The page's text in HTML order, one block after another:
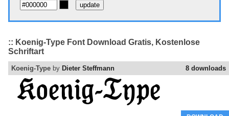
:: Koenig-Type Font Download Gratis, Kostenlose
Schriftart
8 downloads
Koenig-Type by Dieter Steffmann